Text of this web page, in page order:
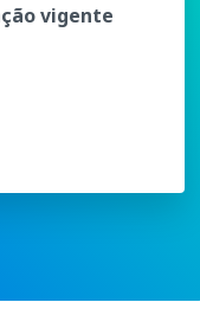
vigente